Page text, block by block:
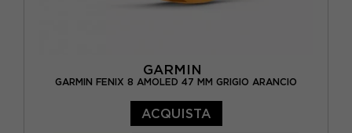
GARMIN
GARMIN FENIX 8 AMOLED 47 MM GRIGIO ARANCIO
ACQUISTA